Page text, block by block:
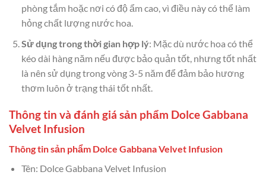
phòng tắm hoặc nơi có độ ẩm cao, vì điều này có thể làm
hỏng chất lượng nước hoa.
Sử dụng trong thời gian hợp lý: Mặc dù nước hoa có thể
kéo dài hàng năm nếu được bảo quản tốt, nhưng tốt nhất
là nên sử dụng trong vòng 3-5 năm để đảm bảo hương
thơm luôn ở trạng thái tốt nhất.
Thông tin và đánh giá sản phẩm Dolce Gabbana
Velvet Infusion
Thông tin sản phẩm Dolce Gabbana Velvet Infusion
Tên: Dolce Gabbana Velvet Infusion